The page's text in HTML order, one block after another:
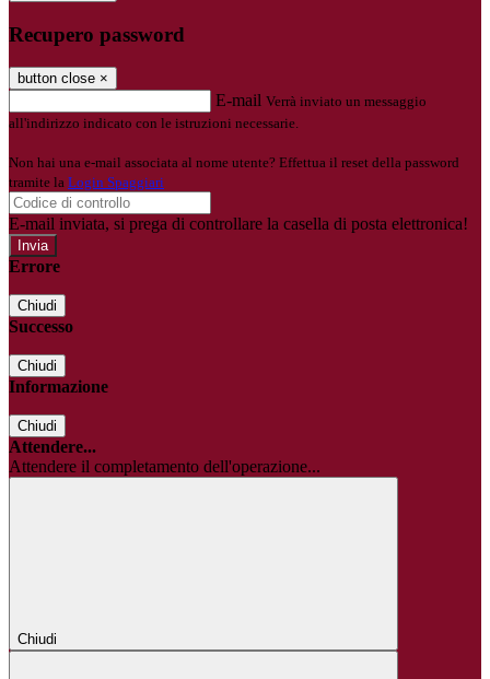
Recupero password
button close ×
E-mail Verrà inviato un messaggio
all'indirizzo indicato con le istruzioni necessarie.
Non hai una e-mail associata al nome utente? Effettua il reset della password
tramite la Login Spaggiari
E-mail inviata, si prega di controllare la casella di posta elettronica!
Errore
Chiudi
Successo
Chiudi
Informazione
Chiudi
Attendere...
Attendere il completamento dell'operazione...
Chiudi